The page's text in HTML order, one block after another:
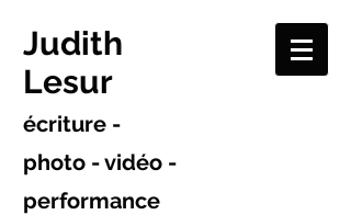
Judith
Lesur
écriture -
photo - vidéo -
performance